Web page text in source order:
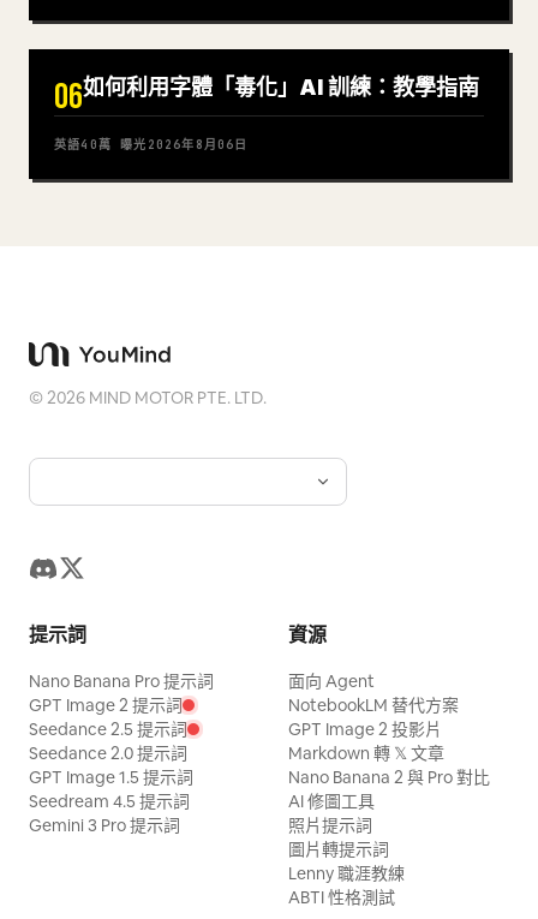
06如何利用字體「毒化」AI 訓練：教學指南
英語40萬 曝光 2026年8月06日
©2026 MIND MOTOR PTE. LTD.
提示詞
Nano Banana Pro 提示詞
GPT Image 2 提示詞
Seedance 2.5 提示詞
Seedance 2.0 提示詞
GPT Image 1.5 提示詞
Seedream 4.5 提示詞
Gemini 3 Pro 提示詞
資源
面向 Agent
NotebookLM 替代方案
GPT Image 2 投影片
Markdown 轉 𝕏 文章
Nano Banana 2 與 Pro 對比
AI 修圖工具
照片提示詞
圖片轉提示詞
Lenny 職涯教練
ABTI 性格測試